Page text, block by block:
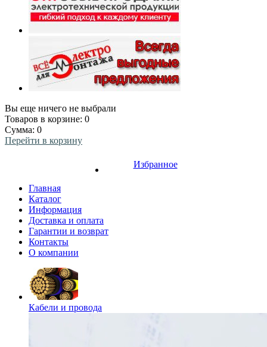
Вы еще ничего не выбрали
Товаров в корзине: 0
Сумма: 0
Перейти в корзину
Избранное
Главная
Каталог
Информация
Доставка и оплата
Гарантии и возврат
Контакты
О компании
Кабели и провода